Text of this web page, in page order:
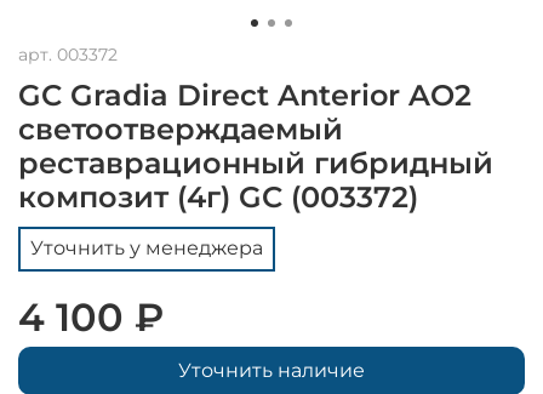
арт. 003372
GC Gradia Direct Anterior AO2
светоотверждаемый
реставрационный гибридный
композит (4г) GC (003372)
Уточнить у менеджера
4 100 ₽
Уточнить наличие